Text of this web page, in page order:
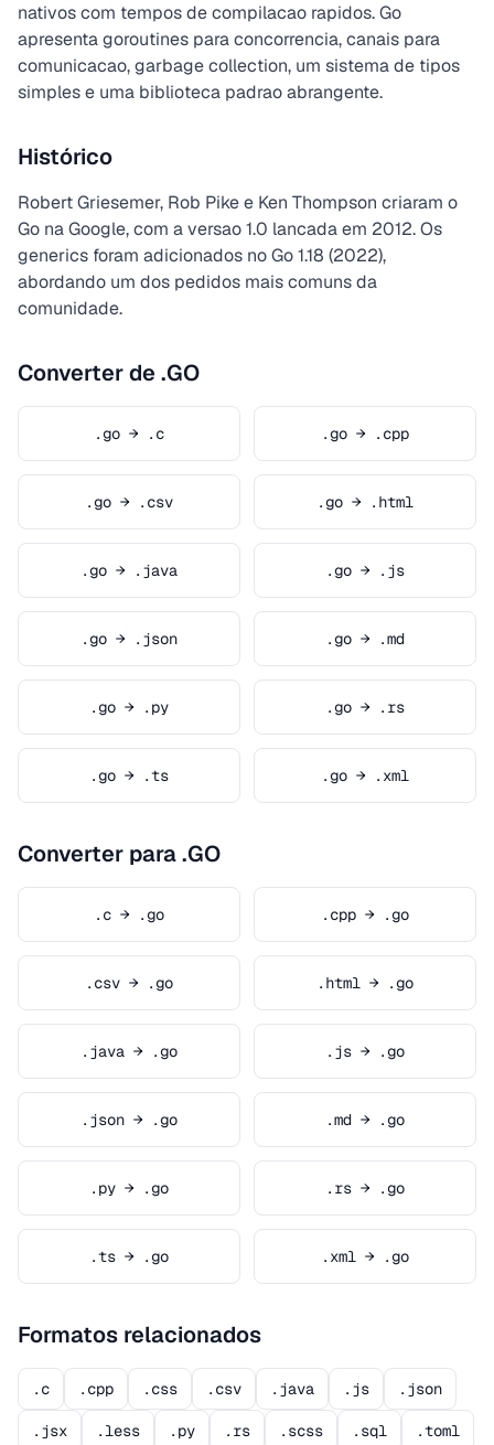
nativos com tempos de compilacao rapidos. Go
apresenta goroutines para concorrencia, canais para
comunicacao, garbage collection, um sistema de tipos
simples e uma biblioteca padrao abrangente.
Histórico
Robert Griesemer, Rob Pike e Ken Thompson criaram o
Go na Google, com a versao 1.0 lancada em 2012. Os
generics foram adicionados no Go 1.18 (2022),
abordando um dos pedidos mais comuns da
comunidade.
Converter de .GO
.go → .c .go → .cpp
.go → .csv .go → .html
.go → .java .go → .js
.go → .json .go → .md
.go → .py .go → .rs
.go → .ts .go → .xml
Converter para .GO
.c → .go .cpp → .go
.csv → .go .html → .go
.java → .go .js → .go
.json → .go .md → .go
.py → .go .rs → .go
.ts → .go .xml → .go
Formatos relacionados
.c .cpp .css .csv .java .js .json
.jsx .less .py .rs .scss .sql .toml